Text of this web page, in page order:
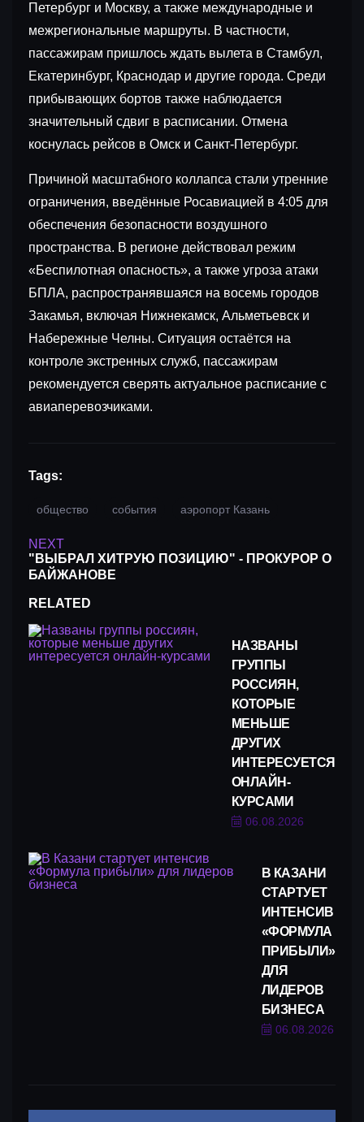
Петербург и Москву, а также международные и
межрегиональные маршруты. В частности,
пассажирам пришлось ждать вылета в Стамбул,
Екатеринбург, Краснодар и другие города. Среди
прибывающих бортов также наблюдается
значительный сдвиг в расписании. Отмена
коснулась рейсов в Омск и Санкт-Петербург.
Причиной масштабного коллапса стали утренние
ограничения, введённые Росавиацией в 4:05 для
обеспечения безопасности воздушного
пространства. В регионе действовал режим
«Беспилотная опасность», а также угроза атаки
БПЛА, распространявшаяся на восемь городов
Закамья, включая Нижнекамск, Альметьевск и
Набережные Челны. Ситуация остаётся на
контроле экстренных служб, пассажирам
рекомендуется сверять актуальное расписание с
авиаперевозчиками.
Tags:
общество события аэропорт Казань
NEXT
"ВЫБРАЛ ХИТРУЮ ПОЗИЦИЮ" - ПРОКУРОР О
БАЙЖАНОВЕ
RELATED
НАЗВАНЫ
ГРУППЫ
РОССИЯН,
КОТОРЫЕ
МЕНЬШЕ
ДРУГИХ
ИНТЕРЕСУЕТСЯ
ОНЛАЙН-
КУРСАМИ
06.08.2026
В КАЗАНИ
СТАРТУЕТ
ИНТЕНСИВ
«ФОРМУЛА
ПРИБЫЛИ»
ДЛЯ
ЛИДЕРОВ
БИЗНЕСА
06.08.2026